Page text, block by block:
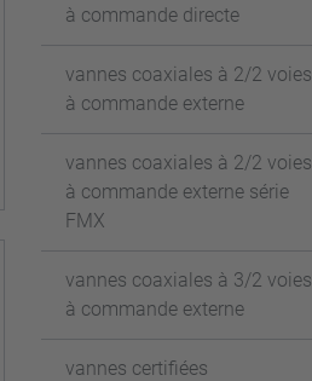
à commande directe
vannes coaxiales à 2/2 voies
à commande externe
vannes coaxiales à 2/2 voies
à commande externe série
FMX
vannes coaxiales à 3/2 voies
à commande externe
vannes certifiées